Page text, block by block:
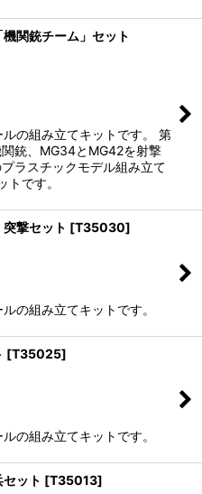
関銃チーム」セット
の組み立てキットです。 第
銃、MG34とMG42を射撃
ラスチックモデル組み立て
トです。
撃セット [T35030]
の組み立てキットです。
[T35025]
の組み立てキットです。
ット [T35013]